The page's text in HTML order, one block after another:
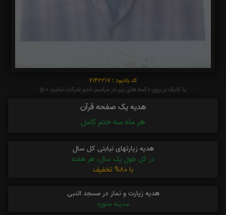
کد یادبود : 6142217
با کلیک بر روی دکمه های زیر،در مراسم ختم شرکت نمایید p:0
هدیه یک صفحه قرآن
هر ماه سه ختم کامل
هدیه زیارتهای نیابتی کل سال
در کل طول یک سال، هر هفته
با 80% تخفیف
هدیه زیارت و نماز در مسجد النبی
مدینه منوره